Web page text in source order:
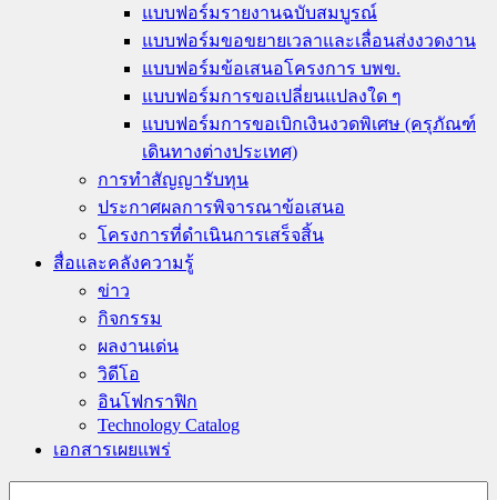
แบบฟอร์มรายงานฉบับสมบูรณ์
แบบฟอร์มขอขยายเวลาและเลื่อนส่งงวดงาน
แบบฟอร์มข้อเสนอโครงการ บพข.
แบบฟอร์มการขอเปลี่ยนแปลงใด ๆ
แบบฟอร์มการขอเบิกเงินงวดพิเศษ (ครุภัณฑ์
เดินทางต่างประเทศ)
การทำสัญญารับทุน
ประกาศผลการพิจารณาข้อเสนอ
โครงการที่ดำเนินการเสร็จสิ้น
สื่อและคลังความรู้
ข่าว
กิจกรรม
ผลงานเด่น
วิดีโอ
อินโฟกราฟิก
Technology Catalog
เอกสารเผยแพร่